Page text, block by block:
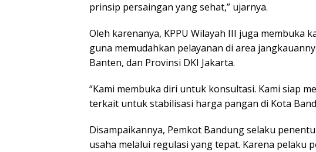
prinsip persaingan yang sehat,” ujarnya.
Oleh karenanya, KPPU Wilayah III juga membuka
guna memudahkan pelayanan di area
Banten, dan Provinsi DKI Jakarta.
“Kami membuka diri untuk konsultasi. Kami siap
terkait untuk stabilisasi harga pangan di Kota
Disampaikannya, Pemkot Bandung selaku
usaha melalui regulasi yang tepat. Karena pelaku